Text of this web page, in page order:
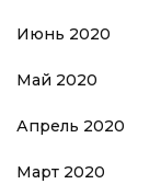
Июнь 2020
Май 2020
Апрель 2020
Март 2020